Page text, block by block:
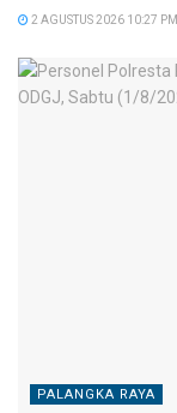
2 AGUSTUS 2026 10:27 PM
PALANGKA RAYA